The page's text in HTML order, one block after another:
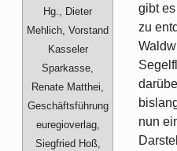
Hg., Dieter
Mehlich, Vorstand
Kasseler
Sparkasse,
Renate Matthei,
Geschäftsführung
euregioverlag,
Siegfried Hoß,
gibt
zu
nun